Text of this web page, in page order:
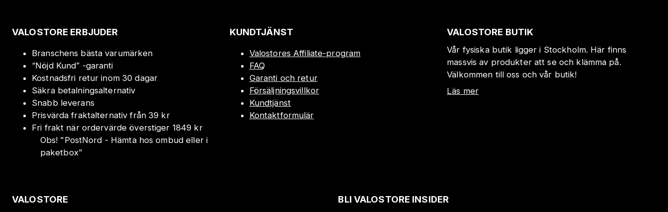
VALOSTORE ERBJUDER
Branschens bästa varumärken
“Nöjd Kund” -garanti
Kostnadsfri retur inom 30 dagar
Säkra betalningsalternativ
Snabb leverans
Prisvärda fraktalternativ från 39 kr
Fri frakt när ordervärde överstiger 1849 kr
Obs! "PostNord - Hämta hos ombud eller i
paketbox"
KUNDTJÄNST
Valostores Affiliate-program
FAQ
Garanti och retur
Försäljningsvillkor
Kundtjänst
Kontaktformulär
VALOSTORE BUTIK
Vår fysiska butik ligger i Stockholm. Här finns
massvis av produkter att se och klämma på.
Välkommen till oss och vår butik!
Läs mer
VALOSTORE BLI VALOSTORE INSIDER